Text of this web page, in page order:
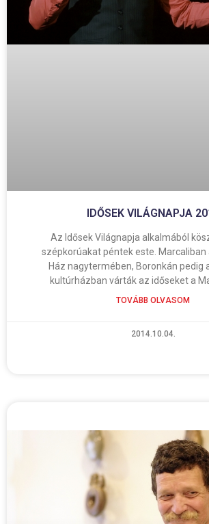
IDŐSEK VILÁGNAPJA
Az Idősek Világnapja alkalmából
szépkorúakat péntek este. Marcaliban
Ház nagytermében, Boronkán pedig
kultúrházban várták az időseket a
TOVÁBB OLVASOM
2014.10.04.